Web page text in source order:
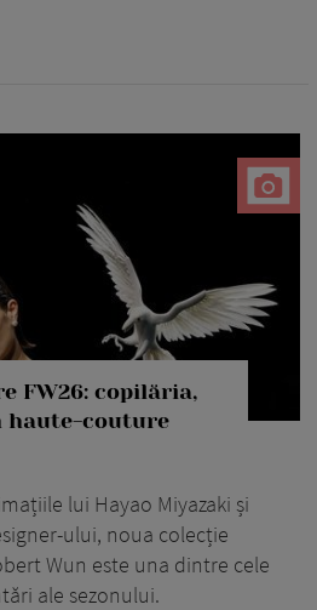
FW26: copilăria,
couture
lui Hayao Miyazaki și
ului, noua colecție
Wun este una dintre cele
ale sezonului.